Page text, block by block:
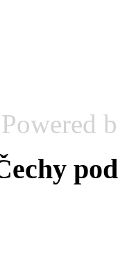
Powered